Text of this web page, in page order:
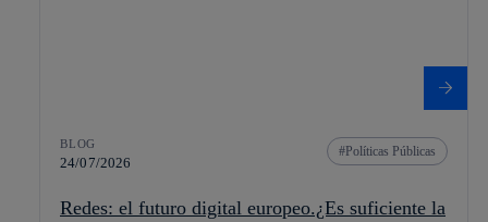
BLOG
24/07/2026
Políticas Públicas
Redes: el futuro digital europeo.¿Es suficiente la